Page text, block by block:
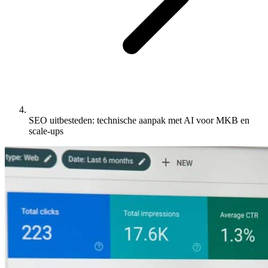
SEO uitbesteden: technische aanpak met AI voor MKB en
scale-ups